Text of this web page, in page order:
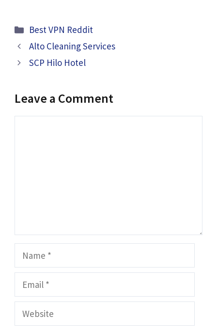
Categories
Best VPN Reddit
Alto Cleaning Services
SCP Hilo Hotel
Leave a Comment
Name
Email
Website